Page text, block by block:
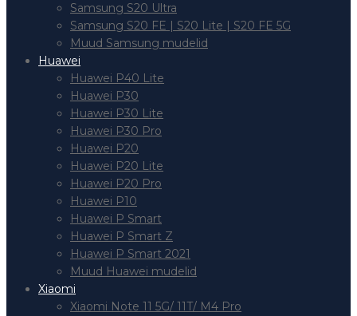
Samsung S20 Ultra
Samsung S20 FE | S20 Lite | S20 FE 5G
Muud Samsung mudelid
Huawei
Huawei P40 Lite
Huawei P30
Huawei P30 Lite
Huawei P30 Pro
Huawei P20
Huawei P20 Lite
Huawei P20 Pro
Huawei P10
Huawei P Smart
Huawei P Smart Z
Huawei P Smart 2021
Muud Huawei mudelid
Xiaomi
Xiaomi Note 11 5G/ 11T/ M4 Pro